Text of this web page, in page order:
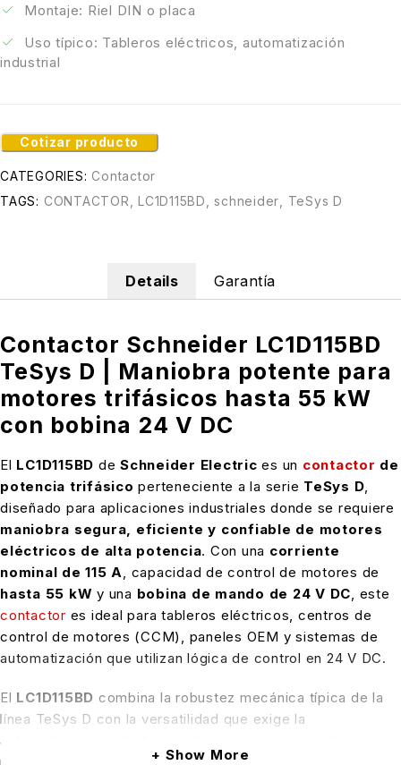
Montaje: Riel DIN o placa
Uso típico: Tableros eléctricos, automatización
industrial
Cotizar producto
CATEGORIES: Contactor
TAGS: CONTACTOR LC1D115BD ,schneider TeSys D
Details Garantía
Contactor Schneider LC1D115BD
TeSys D | Maniobra potente para
motores trifásicos hasta 55 kW
con bobina 24 V DC
El LC1D115BD de Schneider Electric es un contactor de
potencia trifásico perteneciente a la serie TeSys D
diseñado para aplicaciones industriales donde se requiere
maniobra segura, eficiente y confiable de motores
eléctricos de alta potencia. Con una corriente
nominal de 115 A
, capacidad de control de motores de
hasta 55 kW y una bobina de mando de 24 V DC , este
contactor es ideal para tableros eléctricos, centros de
control de motores (CCM), paneles OEM y sistemas de
automatización que utilizan lógica de control en 24 V DC.
El LC1D115BD combina la robustez mecánica típica de la
línea TeSys D con la versatilidad que exige la
automatización industrial moderna, proporcionando
maniobras precisas y estables incluso bajo condiciones de
Show More